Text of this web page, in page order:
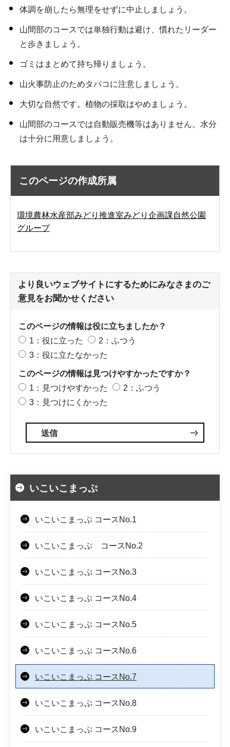
体調を崩したら無理をせずに中止しましょう。
山間部のコースでは単独行動は避け、慣れたリーダー
と歩きましょう。
ゴミはまとめて持ち帰りましょう。
山火事防止のためタバコに注意しましょう。
大切な自然です。植物の採取はやめましょう。
山間部のコースでは自動販売機等はありません。水分
は十分に用意しましょう。
このページの作成所属
環境農林水産部みどり推進室みどり企画課自然公園
グループ
より良いウェブサイトにするためにみなさまのご
意見をお聞かせください
このページの情報は役に立ちましたか？
1：役に立った
2：ふつう
3：役に立たなかった
このページの情報は見つけやすかったですか？
1：見つけやすかった
2：ふつう
3：見つけにくかった
いこいこまっぷ
いこいこまっぷ コースNo.1
いこいこまっぷ コースNo.2
いこいこまっぷ コースNo.3
いこいこまっぷ コースNo.4
いこいこまっぷ コースNo.5
いこいこまっぷ コースNo.6
いこいこまっぷ コースNo.7
いこいこまっぷ コースNo.8
いこいこまっぷ コースNo.9